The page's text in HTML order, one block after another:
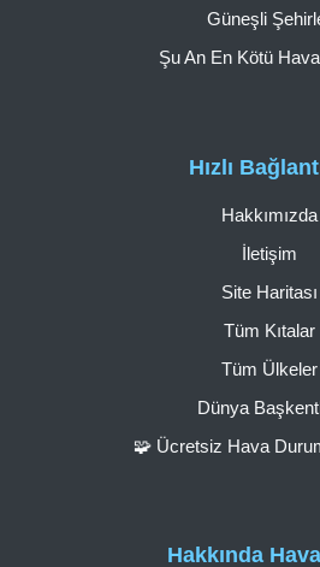
Hakkında
Hızlı
Hakkımızda
İletişim
Site Haritası
Tüm Kıtalar
Tüm Ülkeler
Dünya
🧩 Ücretsiz Hava
Güneşli
Şu An En Kötü